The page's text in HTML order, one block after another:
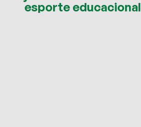
esporte educacional